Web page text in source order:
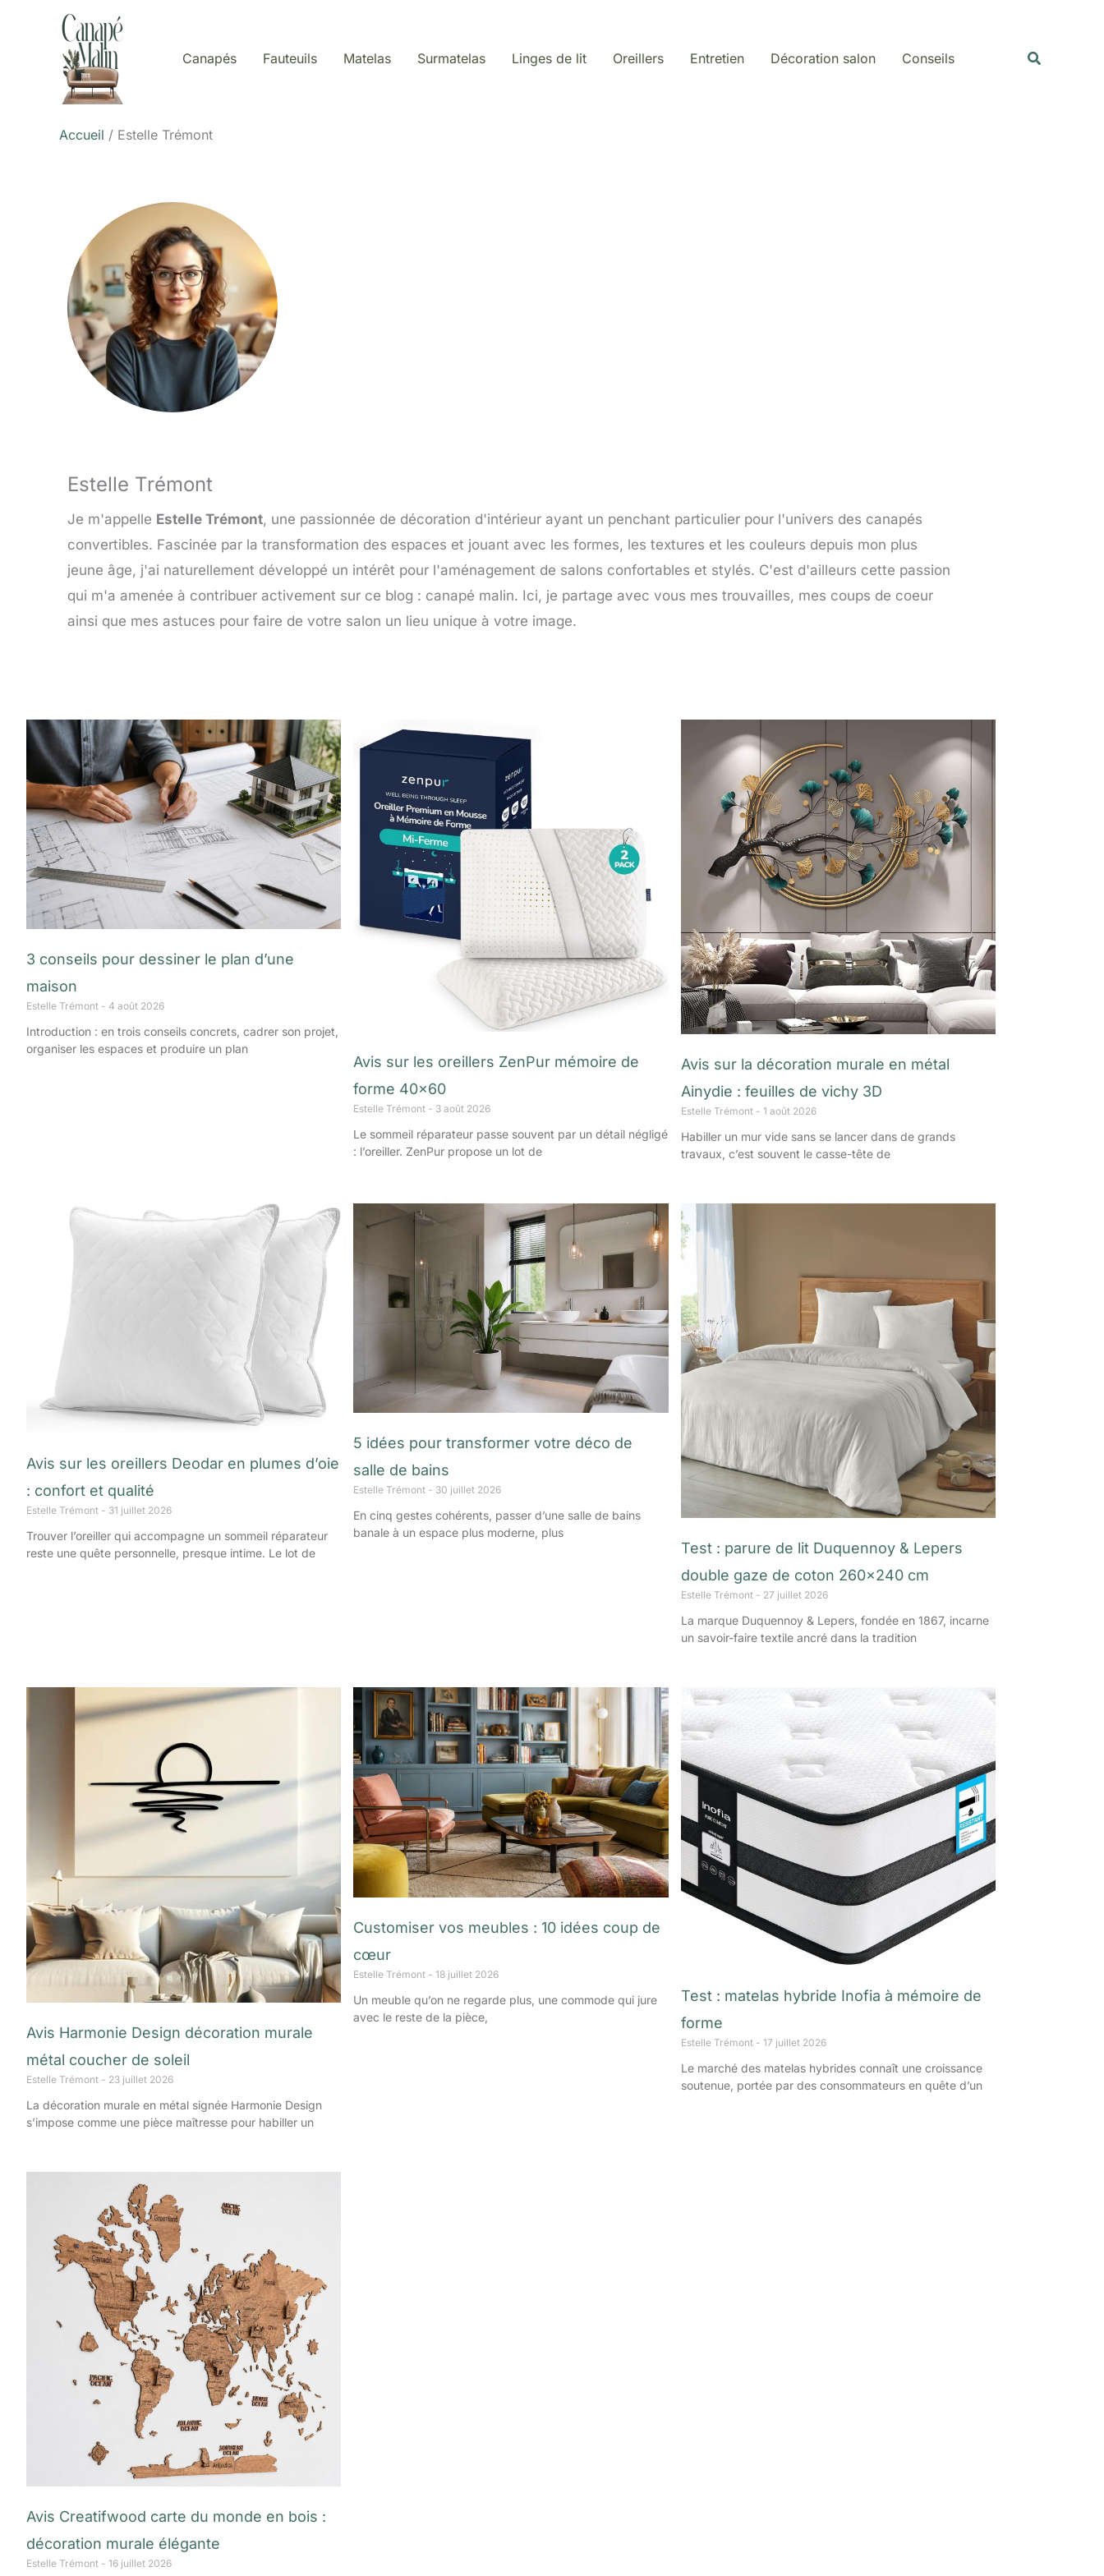
Canapés Fauteuils Matelas Surmatelas Linges de lit Oreillers Entretien Décoration salon Conseils
Accueil Estelle Trémont
Estelle Trémont
Je m'appelle Estelle Trémont, une passionnée de décoration d'intérieur ayant un penchant particulier pour l'univers des canapés
convertibles. Fascinée par la transformation des espaces et jouant avec les formes, les textures et les couleurs depuis mon plus
jeune âge, j'ai naturellement développé un intérêt pour l'aménagement de salons confortables et stylés. C'est d'ailleurs cette passion
qui m'a amenée à contribuer activement sur ce blog : canapé malin. Ici, je partage avec vous mes trouvailles, mes coups de coeur
ainsi que mes astuces pour faire de votre salon un lieu unique à votre image.
3 conseils pour dessiner le plan d’une
maison
Estelle Trémont 4 août 2026
Introduction : en trois conseils concrets, cadrer son projet,
organiser les espaces et produire un plan
Avis sur les oreillers ZenPur mémoire de
forme 40×60
Estelle Trémont 3 août 2026
Le sommeil réparateur passe souvent par un détail négligé
: l’oreiller. ZenPur propose un lot de
Avis sur la décoration murale en métal
Ainydie : feuilles de vichy 3D
Estelle Trémont 1 août 2026
Habiller un mur vide sans se lancer dans de grands
travaux, c’est souvent le casse-tête de
Avis sur les oreillers Deodar en plumes d’oie
: confort et qualité
Estelle Trémont 31 juillet 2026
Trouver l’oreiller qui accompagne un sommeil réparateur
reste une quête personnelle, presque intime. Le lot de
5 idées pour transformer votre déco de
salle de bains
Estelle Trémont 30 juillet 2026
En cinq gestes cohérents, passer d’une salle de bains
banale à un espace plus moderne, plus
Test : parure de lit Duquennoy & Lepers
double gaze de coton 260×240 cm
Estelle Trémont 27 juillet 2026
La marque Duquennoy & Lepers, fondée en 1867, incarne
un savoir-faire textile ancré dans la tradition
Avis Harmonie Design décoration murale
métal coucher de soleil
Estelle Trémont 23 juillet 2026
La décoration murale en métal signée Harmonie Design
s’impose comme une pièce maîtresse pour habiller un
Customiser vos meubles : 10 idées coup de
cœur
Estelle Trémont 18 juillet 2026
Un meuble qu’on ne regarde plus, une commode qui jure
avec le reste de la pièce,
Test : matelas hybride Inofia à mémoire de
forme
Estelle Trémont 17 juillet 2026
Le marché des matelas hybrides connaît une croissance
soutenue, portée par des consommateurs en quête d’un
Avis Creatifwood carte du monde en bois :
décoration murale élégante
Estelle Trémont 16 juillet 2026